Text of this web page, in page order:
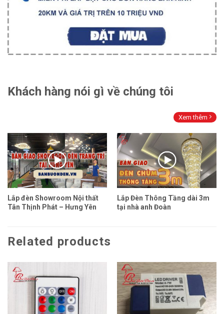
Khách hàng nói gì về chúng tôi
Xem thêm
Lắp đèn Showroom Nội thất
Tân Thịnh Phát – Hưng Yên
Lắp Đèn Thông Tầng dài 3m
tại nhà anh Đoàn
Related products